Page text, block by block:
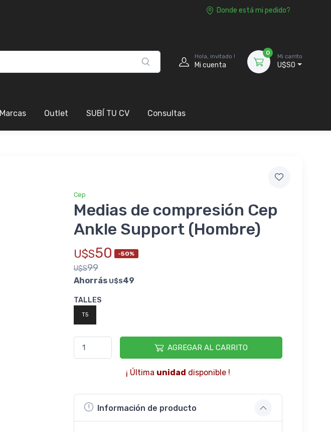
Donde está mi pedido?
Hola, invitado !
Mi cuenta
0
Mi carrito
U$S0
Marcas Outlet SUBÍ TU CV Consultas
Cep
Medias de compresión Cep
Ankle Support (Hombre)
U$S50 -50%
U$S99
Ahorrás U$S49
TALLES
T5
AGREGAR AL CARRITO
¡ Última unidad disponible !
Información de producto